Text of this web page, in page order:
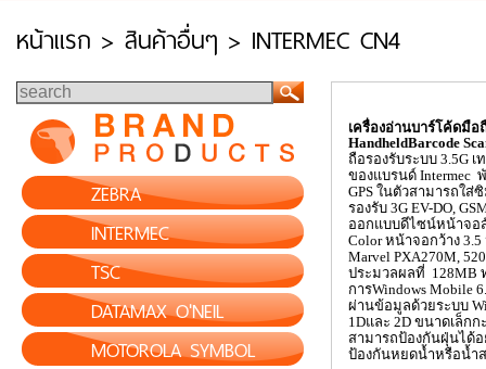
หน้าแรก > สินค้าอื่นๆ > INTERMEC CN4
ZEBRA
INTERMEC
TSC
DATAMAX O'NEIL
MOTOROLA SYMBOL
เครื่องอ่านบาร์โค้ดมือ
HandheldBarcode
ถือรองรับระบบ 3.5G เ
ของแบรนด์ Intermec
GPS ในตัวสามารถใส่
รองรับ 3G EV-DO,
ออกแบบดีไซน์หน้าจ
Colorหน้าจอกว้าง
Marvel PXA270M,
ประมวลผลที่ 128MB
การWindows Mobile
ผ่านข้อมูลด้วยระบบ
1Dและ 2D ขนาดเล็กก
สามารถป้องกันฝุ่นได้
ป้องกันหยดน้ำหรือน้ำ